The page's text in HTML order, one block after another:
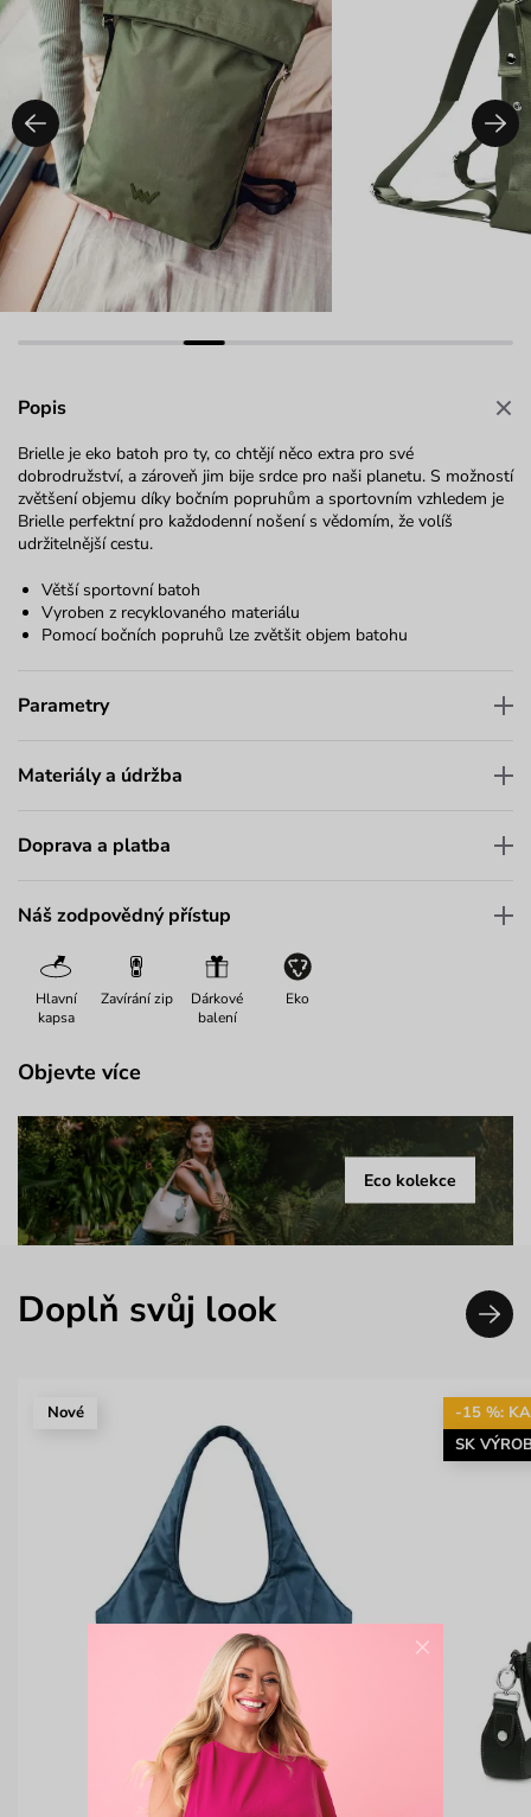
Popis
Brielle je eko batoh pro ty, co chtějí něco extra pro své
dobrodružství, a zároveň jim bije srdce pro naši planetu. S možností
zvětšení objemu díky bočním popruhům a sportovním vzhledem je
Brielle perfektní pro každodenní nošení s vědomím, že volíš
udržitelnější cestu.
Větší sportovní batoh
Vyroben z recyklovaného materiálu
Pomocí bočních popruhů lze zvětšit objem batohu
Parametry
Materiály a údržba
Doprava a platba
Náš zodpovědný přístup
Hlavní
kapsa
Zavírání zip
Dárkové
balení
Eko
Objevte více
Eco kolekce
Doplň svůj look
Nové
-15 %:
SK
×